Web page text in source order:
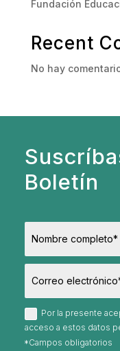
Fundación
Recent
No hay
Boletín
Por la presente
acceso a estos datos